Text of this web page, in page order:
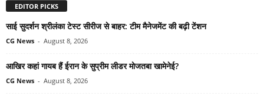
EDITOR PICKS
साई सुदर्शन श्रीलंका टेस्ट सीरीज से बाहर: टीम मैनेजमेंट की बढ़ी टेंशन
CG News - August 8, 2026
आखिर कहां गायब हैं ईरान के सुप्रीम लीडर मोजतबा खामेनेई?
CG News - August 8, 2026